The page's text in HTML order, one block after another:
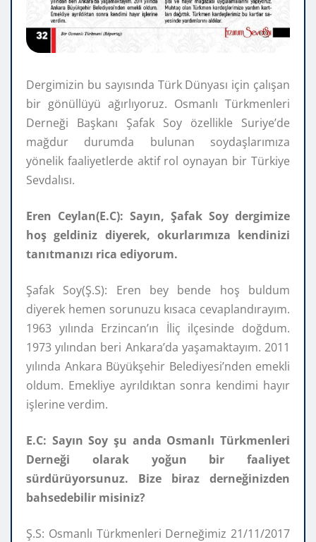
Dergimizin bu sayısında Türk Dünyası için çalışan
bir gönüllüyü ağırlıyoruz. Osmanlı Türkmenleri
Derneği Başkanı Şafak Soy özellikle Suriye’de
mağdur durumda bulunan soydaşlarımıza
yönelik faaliyetlerde aktif rol oynayan bir Türkiye
Sevdalısı.
Eren Ceylan(E.C): Sayın, Şafak Soy dergimize
hoş geldiniz diyerek, okurlarımıza kendinizi
tanıtmanızı rica ediyorum.
Şafak Soy(Ş.S): Eren bey bende hoş buldum
diyerek hemen sorunuzu kısaca cevaplandırayım.
1963 yılında Erzincan’ın İliç ilçesinde doğdum.
1973 yılından beri Ankara’da yaşamaktayım. 2011
yılında Ankara Büyükşehir Belediyesi’nden emekli
oldum. Emekliye ayrıldıktan sonra kendimi hayır
işlerine verdim.
E.C: Sayın Soy şu anda Osmanlı Türkmenleri
Derneği olarak yoğun bir faaliyet
sürdürüyorsunuz. Bize biraz derneğinizden
bahsedebilir misiniz?
Ş.S: Osmanlı Türkmenleri Derneğimiz 21/11/2017